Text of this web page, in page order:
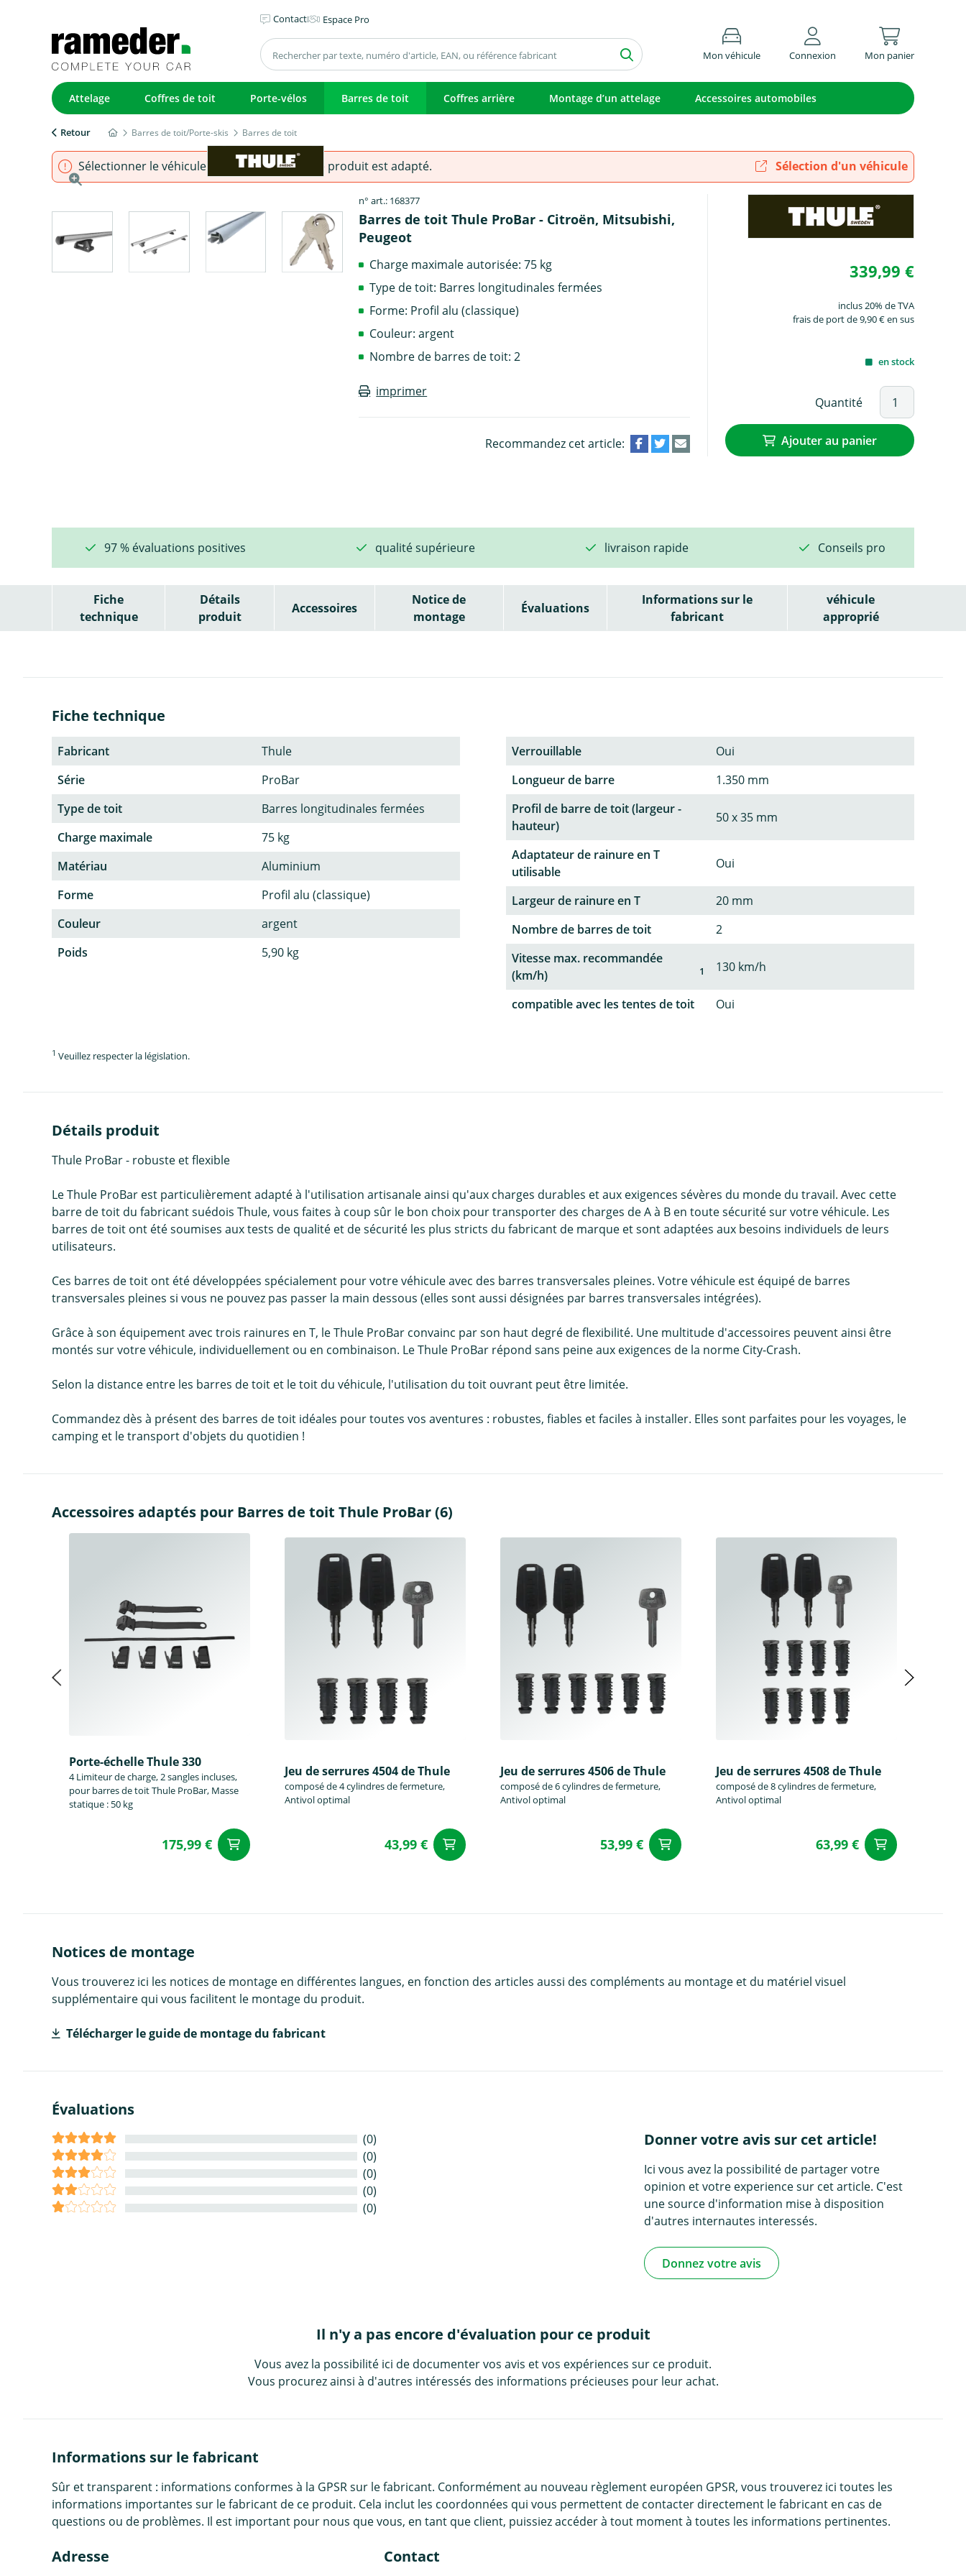
Contact Espace Pro
Mon véhicule Connexion Mon panier
Attelage Coffres de toit Porte-vélos Barres de toit Coffres arrière Montage d’un attelage Accessoires automobiles
Retour Barres de toit/Porte-skis Barres de toit
Sélectionner le véhicule pour s'assurer que le produit est adapté. Sélection d'un véhicule
n° art.: 168377
Barres de toit Thule ProBar - Citroën, Mitsubishi,
Peugeot
Charge maximale autorisée: 75 kg
Type de toit: Barres longitudinales fermées
Forme: Profil alu (classique)
Couleur: argent
Nombre de barres de toit: 2
imprimer
Recommandez cet article:
339,99 €
inclus 20% de TVA
frais de port de 9,90 € en sus
en stock
Quantité
Ajouter au panier
97 % évaluations positives qualité supérieure livraison rapide Conseils pro
Fiche
technique
Détails
produit
Accessoires
Notice de
montage
Évaluations
Informations sur le
fabricant
véhicule
approprié
Fiche technique
Fabricant
Thule
Série
ProBar
Type de toit
Barres longitudinales fermées
Charge maximale
75 kg
Matériau
Aluminium
Forme
Profil alu (classique)
Couleur
argent
Poids
5,90 kg
Verrouillable
Oui
Longueur de barre
1.350 mm
Profil de barre de toit (largeur -
hauteur)
50 x 35 mm
Adaptateur de rainure en T
utilisable
Oui
Largeur de rainure en T
20 mm
Nombre de barres de toit
2
Vitesse max. recommandée
(km/h)
1 130 km/h
compatible avec les tentes de toit Oui
1 Veuillez respecter la législation.
Détails produit
Thule ProBar - robuste et flexible
Le Thule ProBar est particulièrement adapté à l'utilisation artisanale ainsi qu'aux charges durables et aux exigences sévères du monde du travail. Avec cette
barre de toit du fabricant suédois Thule, vous faites à coup sûr le bon choix pour transporter des charges de A à B en toute sécurité sur votre véhicule. Les
barres de toit ont été soumises aux tests de qualité et de sécurité les plus stricts du fabricant de marque et sont adaptées aux besoins individuels de leurs
utilisateurs.
Ces barres de toit ont été développées spécialement pour votre véhicule avec des barres transversales pleines. Votre véhicule est équipé de barres
transversales pleines si vous ne pouvez pas passer la main dessous (elles sont aussi désignées par barres transversales intégrées).
Grâce à son équipement avec trois rainures en T, le Thule ProBar convainc par son haut degré de flexibilité. Une multitude d'accessoires peuvent ainsi être
montés sur votre véhicule, individuellement ou en combinaison. Le Thule ProBar répond sans peine aux exigences de la norme City-Crash.
Selon la distance entre les barres de toit et le toit du véhicule, l'utilisation du toit ouvrant peut être limitée.
Commandez dès à présent des barres de toit idéales pour toutes vos aventures : robustes, fiables et faciles à installer. Elles sont parfaites pour les voyages, le
camping et le transport d'objets du quotidien !
Accessoires adaptés pour Barres de toit Thule ProBar (6)
Porte-échelle Thule 330
4 Limiteur de charge, 2 sangles incluses,
pour barres de toit Thule ProBar, Masse
statique : 50 kg
175,99 €
Jeu de serrures 4504 de Thule
composé de 4 cylindres de fermeture,
Antivol optimal
43,99 €
Jeu de serrures 4506 de Thule
composé de 6 cylindres de fermeture,
Antivol optimal
53,99 €
Jeu de serrures 4508 de Thule
composé de 8 cylindres de fermeture,
Antivol optimal
63,99 €
Notices de montage
Vous trouverez ici les notices de montage en différentes langues, en fonction des articles aussi des compléments au montage et du matériel visuel
supplémentaire qui vous facilitent le montage du produit.
Télécharger le guide de montage du fabricant
Évaluations
(0)
(0)
(0)
(0)
(0)
Donner votre avis sur cet article!
Ici vous avez la possibilité de partager votre
opinion et votre experience sur cet article. C'est
une source d'information mise à disposition
d'autres internautes interessés.
Donnez votre avis
Il n'y a pas encore d'évaluation pour ce produit
Vous avez la possibilité ici de documenter vos avis et vos expériences sur ce produit.
Vous procurez ainsi à d'autres intéressés des informations précieuses pour leur achat.
Informations sur le fabricant
Sûr et transparent : informations conformes à la GPSR sur le fabricant. Conformément au nouveau règlement européen GPSR, vous trouverez ici toutes les
informations importantes sur le fabricant de ce produit. Cela inclut les coordonnées qui vous permettent de contacter directement le fabricant en cas de
questions ou de problèmes. Il est important pour nous que vous, en tant que client, puissiez accéder à tout moment à toutes les informations pertinentes.
Adresse Contact